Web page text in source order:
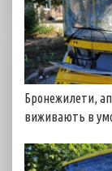
Бронежилети,
виживають в